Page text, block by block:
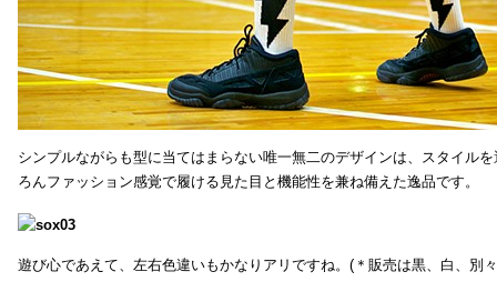
シンプルながらも型に当てはまらない唯一無二のデザインは、スタイル
ろんファッション感覚で履ける見た目と機能性を兼ね備えた逸品です。
遊び心であえて、左右色違いもかなりアリですね。(＊販売は黒、白、別